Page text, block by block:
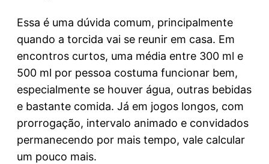
Essa é uma dúvida comum, principalmente
quando a torcida vai se reunir em casa. Em
encontros curtos, uma média entre 300 ml e
500 ml por pessoa costuma funcionar bem,
especialmente se houver água, outras bebidas
e bastante comida. Já em jogos longos, com
prorrogação, intervalo animado e convidados
permanecendo por mais tempo, vale calcular
um pouco mais.